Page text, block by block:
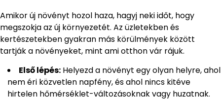
Amikor új növényt hozol haza, hagyj neki időt, hogy
megszokja az új környezetét. Az üzletekben és
kertészetekben gyakran más körülmények között
tartják a növényeket, mint ami otthon vár rájuk.
Első lépés: Helyezd a növényt egy olyan helyre, ahol
nem éri közvetlen napfény, és ahol nincs kitéve
hirtelen hőmérséklet-változásoknak vagy huzatnak.